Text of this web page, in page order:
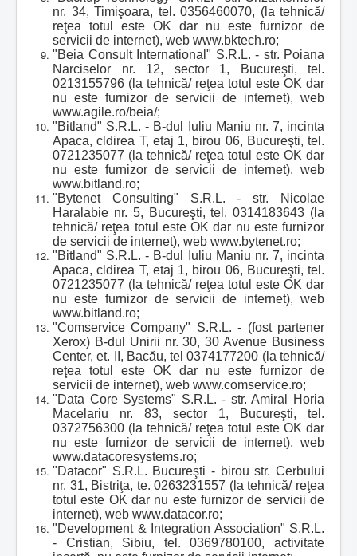
nr. 34, Timişoara, tel. 0356460070, (la tehnică/
reţea totul este OK dar nu este furnizor de
servicii de internet), web www.bktech.ro;
"Beia Consult International" S.R.L. - str. Poiana
Narciselor nr. 12, sector 1, Bucureşti, tel.
0213155796 (la tehnică/ reţea totul este OK dar
nu este furnizor de servicii de internet), web
www.agile.ro/beia/;
"Bitland" S.R.L. - B-dul Iuliu Maniu nr. 7, incinta
Apaca, cldirea T, etaj 1, birou 06, Bucureşti, tel.
0721235077 (la tehnică/ reţea totul este OK dar
nu este furnizor de servicii de internet), web
www.bitland.ro;
"Bytenet Consulting" S.R.L. - str. Nicolae
Haralabie nr. 5, Bucureşti, tel. 0314183643 (la
tehnică/ reţea totul este OK dar nu este furnizor
de servicii de internet), web www.bytenet.ro;
"Bitland" S.R.L. - B-dul Iuliu Maniu nr. 7, incinta
Apaca, cldirea T, etaj 1, birou 06, Bucureşti, tel.
0721235077 (la tehnică/ reţea totul este OK dar
nu este furnizor de servicii de internet), web
www.bitland.ro;
"Comservice Company" S.R.L. - (fost partener
Xerox) B-dul Unirii nr. 30, 30 Avenue Business
Center, et. II, Bacău, tel 0374177200 (la tehnică/
reţea totul este OK dar nu este furnizor de
servicii de internet), web www.comservice.ro;
"Data Core Systems" S.R.L. - str. Amiral Horia
Macelariu nr. 83, sector 1, Bucureşti, tel.
0372756300 (la tehnică/ reţea totul este OK dar
nu este furnizor de servicii de internet), web
www.datacoresystems.ro;
"Datacor" S.R.L. Bucureşti - birou str. Cerbului
nr. 31, Bistriţa, te. 0263231557 (la tehnică/ reţea
totul este OK dar nu este furnizor de servicii de
internet), web www.datacor.ro;
"Development & Integration Association" S.R.L.
- Cristian, Sibiu, tel. 0369780100, activitate